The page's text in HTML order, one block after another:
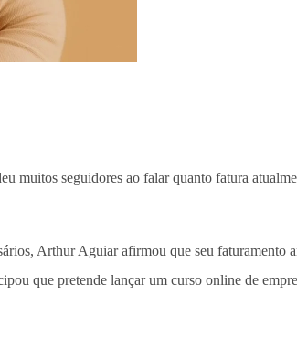
muitos seguidores ao falar quanto fatura
Arthur Aguiar afirmou que seu
que pretende lançar um curso online de